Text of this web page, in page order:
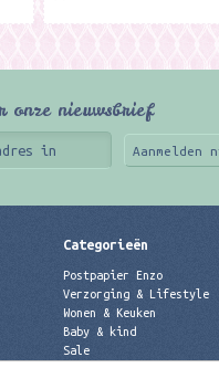
nieuwsbrief
Aanmelden
Categorieën
Postpapier Enzo
Verzorging & Lifestyle
Wonen & Keuken
Baby & kind
Sale